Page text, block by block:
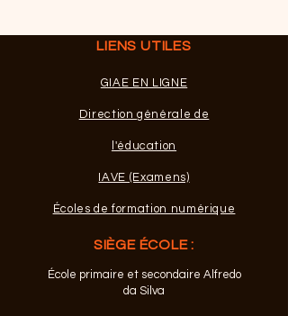
LIENS UTILES
GIAE EN LIGNE
Direction générale de
l'éducation
IAVE (Examens)
Écoles de formation numérique
SIÈGE ÉCOLE :
École primaire et secondaire Alfredo
da Silva